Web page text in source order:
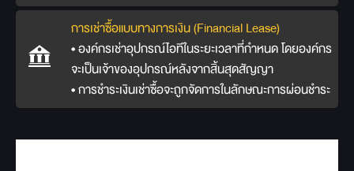
การเช่าซื้อแบบทางการเงิน (Financial Lease)
• องค์กรเช่าอุปกรณ์ไอทีในระยะเวลาที่กำหนด โดยองค์กร
จะเป็นเจ้าของอุปกรณ์หลังจากสิ้นสุดสัญญา
• การชำระเงินเช่าซื้อจะถูกจัดการในลักษณะการผ่อนชำระ